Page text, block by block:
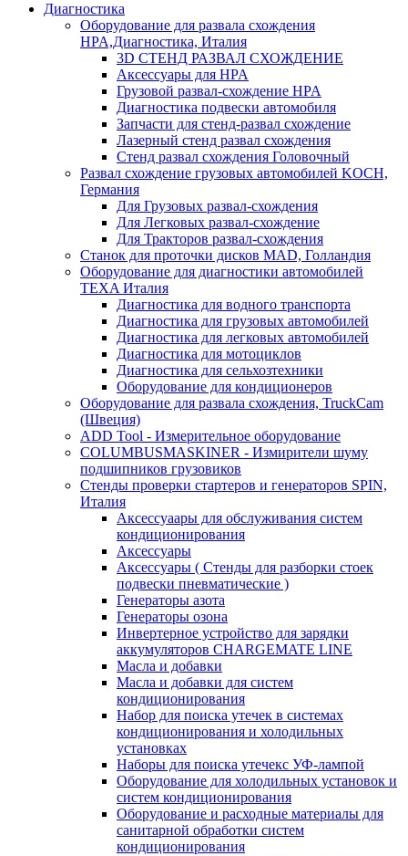
Диагностика
Оборудование для развала схождения
HPA,Диагностика, Италия
3D СТЕНД РАЗВАЛ СХОЖДЕНИЕ
Аксессуары для HPA
Грузовой развал-схождение HPA
Диагностика подвески автомобиля
Запчасти для стенд-развал схождение
Лазерный стенд развал схождения
Стенд развал схождения Головочный
Развал схождение грузовых автомобилей KOCH,
Германия
Для Грузовых развал-схождения
Для Легковых развал-схождение
Для Тракторов развал-схождения
Станок для проточки дисков MAD, Голландия
Оборудование для диагностики автомобилей
TEXA Италия
Диагностика для водного транспорта
Диагностика для грузовых автомобилей
Диагностика для легковых автомобилей
Диагностика для мотоциклов
Диагностика для сельхозтехники
Оборудование для кондиционеров
Оборудование для развала схождения, TruckCam
(Швеция)
ADD Tool - Измерительное оборудование
COLUMBUSMASKINER - Измирители шуму
подшипников грузовиков
Стенды проверки стартеров и генераторов SPIN,
Италия
Аксессуаары для обслуживания систем
кондиционирования
Аксессуары
Аксессуары ( Стенды для разборки стоек
подвески пневматические )
Генераторы азота
Генераторы озона
Инвертерное устройство для зарядки
аккумуляторов CHARGEMATE LINE
Масла и добавки
Масла и добавки для систем
кондиционирования
Набор для поиска утечек в системах
кондиционирования и холодильных
установках
Наборы для поиска утечекс УФ-лампой
Оборудование для холодильных установок и
систем кондиционирования
Оборудование и расходные материалы для
санитарной обработки систем
кондиционирования